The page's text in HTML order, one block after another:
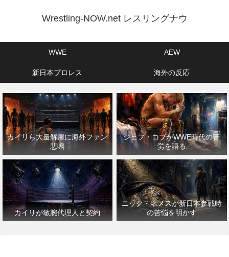
Wrestling-NOW.net レスリングナウ
WWE AEW
新日本プロレス 海外の反応
カイリら大量解雇に海外ファン
悲鳴
ジェフ・コブがWWE時代の苦
労を語る
カイリが敏腕代理人と契約
ニック・ネメスが新日本参戦時
の苦悩を明かす